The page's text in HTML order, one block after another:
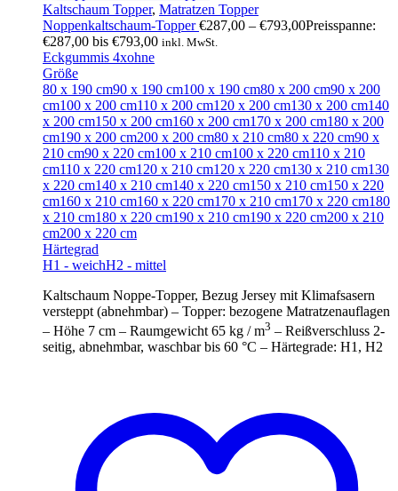
Kaltschaum Topper, Matratzen Topper
Noppenkaltschaum-Topper€287,00 – €793,00Preisspanne:
€287,00 bis €793,00 inkl. MwSt.
Eckgummis 4xohne
Größe
80 x 190 cm90 x 190 cm100 x 190 cm80 x 200 cm90 x 200
cm100 x 200 cm110 x 200 cm120 x 200 cm130 x 200 cm140
x 200 cm150 x 200 cm160 x 200 cm170 x 200 cm180 x 200
cm190 x 200 cm200 x 200 cm80 x 210 cm80 x 220 cm90 x
210 cm90 x 220 cm100 x 210 cm100 x 220 cm110 x 210
cm110 x 220 cm120 x 210 cm120 x 220 cm130 x 210 cm130
x 220 cm140 x 210 cm140 x 220 cm150 x 210 cm150 x 220
cm160 x 210 cm160 x 220 cm170 x 210 cm170 x 220 cm180
x 210 cm180 x 220 cm190 x 210 cm190 x 220 cm200 x 210
cm200 x 220 cm
Härtegrad
H1 - weichH2 - mittel
Kaltschaum Noppe-Topper, Bezug Jersey mit Klimafsasern
versteppt (abnehmbar) – Topper: bezogene Matratzenauflagen
– Höhe 7 cm – Raumgewicht 65 kg / m3 – Reißverschluss 2-
seitig, abnehmbar, waschbar bis 60 °C – Härtegrade: H1, H2